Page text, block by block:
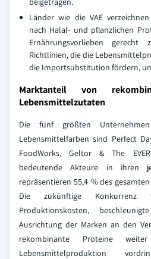
Länder wie die VAE
nach Halal- und pflanzlichen
Ernährungsvorlieben
Richtlinien, die die
die Importsubstitution fördern,
Marktanteil von
Lebensmittelzutaten
Die fünf größten
Lebensmittelfarben sind Perfect
FoodWorks, Geltor & The
bedeutende Akteure in ihren
repräsentieren 55,4 % des
Die zukünftige Konkurrenz
Produktionskosten,
Ausrichtung der Marken an den
rekombinante Proteine
Lebensmittelproduktion